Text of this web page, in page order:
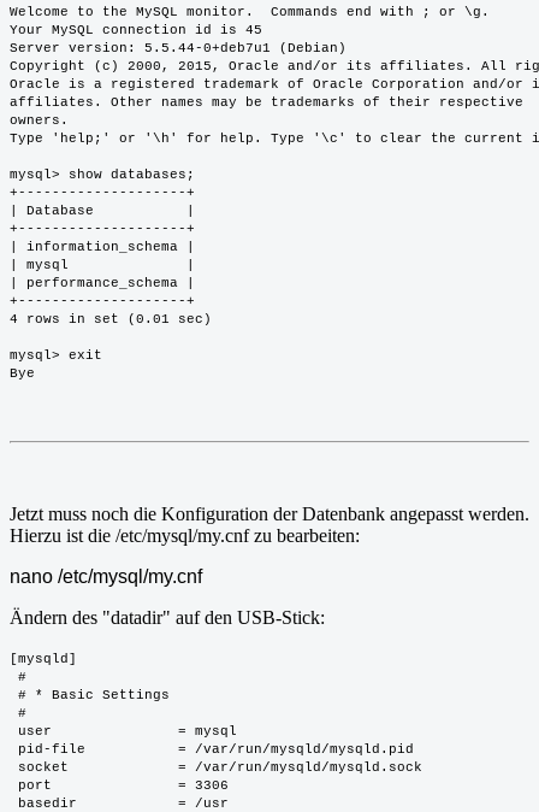
Welcome to the MySQL monitor.  Commands end with ; or \g.
Your MySQL connection id is 45
Server version: 5.5.44-0+deb7u1 (Debian)
Copyright (c) 2000, 2015, Oracle and/or its affiliates. All
Oracle is a registered trademark of Oracle Corporation and/or
affiliates. Other names may be trademarks of their respective
owners.
Type 'help;' or '\h' for help. Type '\c' to clear the current
mysql> show databases;
+--------------------+
| Database           |
+--------------------+
| information_schema |
| mysql              |
| performance_schema |
+--------------------+
4 rows in set (0.01 sec)
mysql> exit
Bye
Jetzt muss noch die Konfiguration der Datenbank angepasst werden.
Hierzu ist die /etc/mysql/my.cnf zu bearbeiten:
nano /etc/mysql/my.cnf
Ändern des "datadir" auf den USB-Stick:
[mysqld]
#
# * Basic Settings
#
user               = mysql
pid-file           = /var/run/mysqld/mysqld.pid
socket             = /var/run/mysqld/mysqld.sock
port               = 3306
basedir            = /usr